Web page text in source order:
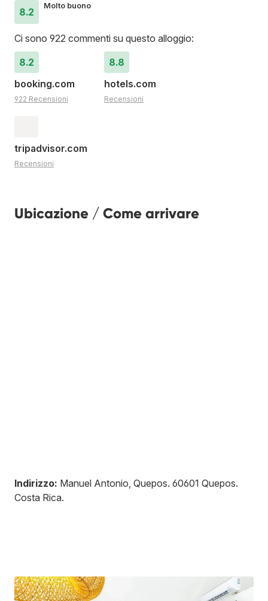
8.2
Molto buono
Ci sono 922 commenti su questo alloggio:
8.2
booking.com
922 Recensioni
8.8
hotels.com
Recensioni
tripadvisor.com
Recensioni
Ubicazione / Come arrivare
Indirizzo: Manuel Antonio, Quepos. 60601 Quepos.
Costa Rica.